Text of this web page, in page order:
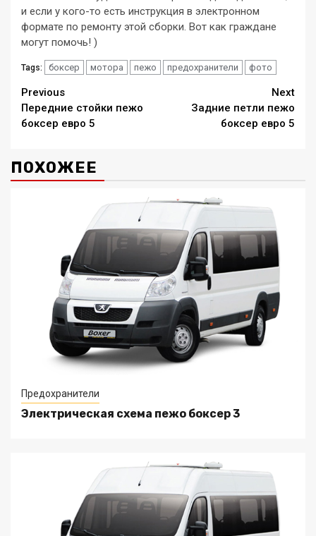
и если у кого-то есть инструкция в электронном
формате по ремонту этой сборки. Вот как граждане
могут помочь! )
Tags: боксер мотора пежо предохранители фото
Continue
Reading
Previous
Передние стойки пежо
боксер евро 5
Next
Задние петли пежо
боксер евро 5
ПОХОЖЕЕ
Предохранители
Электрическая схема пежо боксер 3